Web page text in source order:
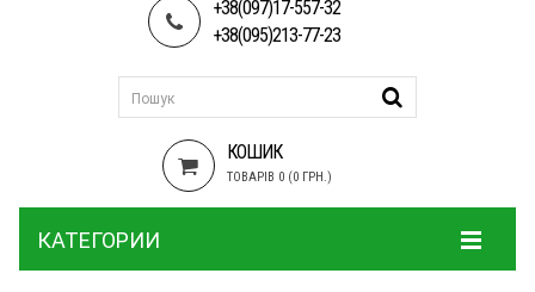
+38(097)17-557-32
+38(095)213-77-23
КОШИК
ТОВАРІВ 0 (0 ГРН.)
КАТЕГОРИИ